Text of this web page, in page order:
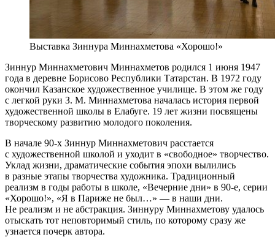
Выставка Зиннура Миннахметова «Хорошо!»
Зиннур Миннахметович Миннахметов родился 1 июня 1947
года в деревне Борисово Республики Татарстан. В 1972 году
окончил Казанское художественное училище. В этом же году
с легкой руки З. М. Миннахметова началась история первой
художественной школы в Елабуге. 19 лет жизни посвящены
творческому развитию молодого поколения.
В начале 90-х Зиннур Миннахметович расстается
с художественной школой и уходит в «свободное» творчество.
Уклад жизни, драматические события эпохи вылились
в разные этапы творчества художника. Традиционный
реализм в годы работы в школе, «Вечерние дни» в 90-е, серии
«Хорошо!», «Я в Париже не был…» — в наши дни.
Не реализм и не абстракция. Зиннуру Миннахметову удалось
отыскать тот неповторимый стиль, по которому сразу же
узнается почерк автора.